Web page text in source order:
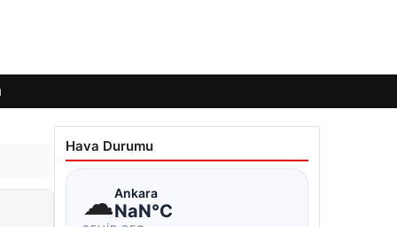
Hava Durumu
☁Ankara
NaN°C